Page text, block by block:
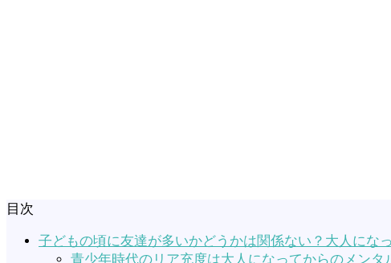
目次
子どもの頃に友達が多いかどうかは関係ない？大人にな
青少年時代のリア充度は大人になってからのメンタ